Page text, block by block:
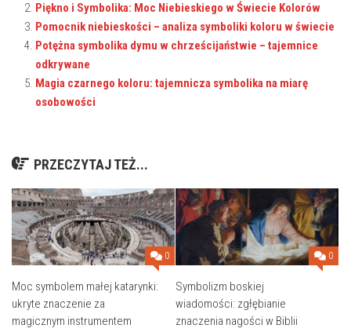
Piękno i Symbolika: Moc Niebieskiego w Świecie Kolorów
Pomocnik niebieskości – analiza symboliki koloru w świecie
Potężna symbolika dymu w chrześcijaństwie – tajemnice
odkrywane
Magia czarnego koloru: tajemnicza symbolika na miarę
osobowości
PRZECZYTAJ TEŻ...
0
Moc symbolem małej katarynki:
ukryte znaczenie za
magicznym instrumentem
0
Symbolizm boskiej
wiadomości: zgłębianie
znaczenia nagości w Biblii